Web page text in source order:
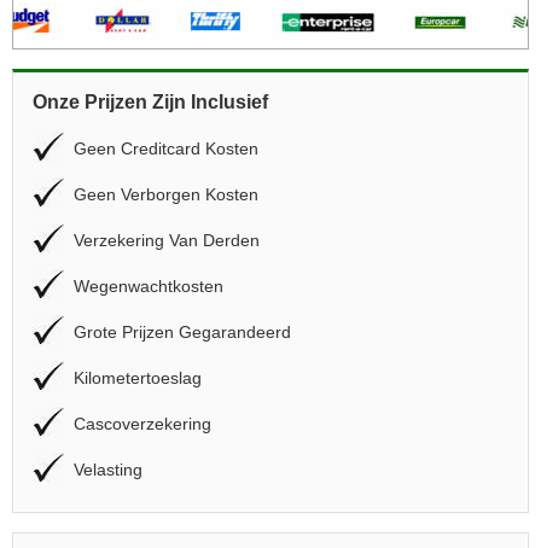
Onze Prijzen Zijn Inclusief
Geen Creditcard Kosten
Geen Verborgen Kosten
Verzekering Van Derden
Wegenwachtkosten
Grote Prijzen Gegarandeerd
Kilometertoeslag
Cascoverzekering
Velasting